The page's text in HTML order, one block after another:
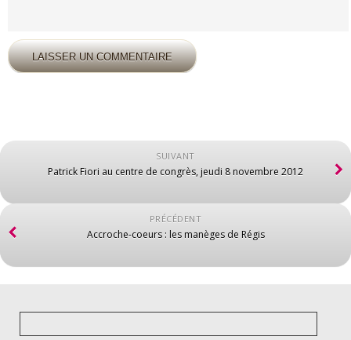
SUIVANT
Patrick Fiori au centre de congrès, jeudi 8 novembre 2012
PRÉCÉDENT
Accroche-coeurs : les manèges de Régis